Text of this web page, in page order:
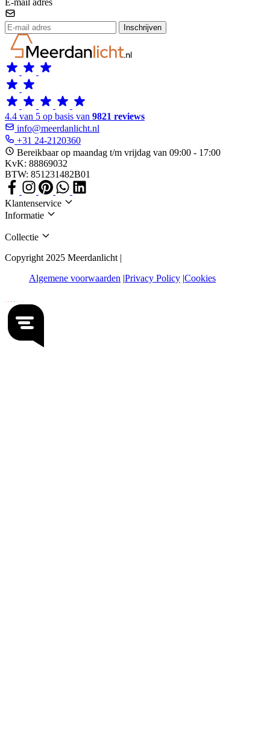
E-mail adres
Inschrijven
4.4 van 5 op basis van 9821 reviews
info@meerdanlicht.nl
+31 24-2120360
Bereikbaar op maandag t/m vrijdag van 09:00 - 17:00
KvK: 88869032
BTW: 851231482B01
Klantenservice
Informatie
Collectie
Copyright 2025 Meerdanlicht |
Algemene voorwaarden Privacy Policy Cookies